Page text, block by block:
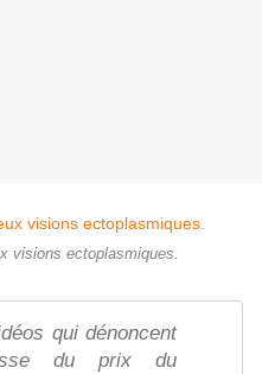
visions ectoplasmiques.
qui dénoncent
du prix du